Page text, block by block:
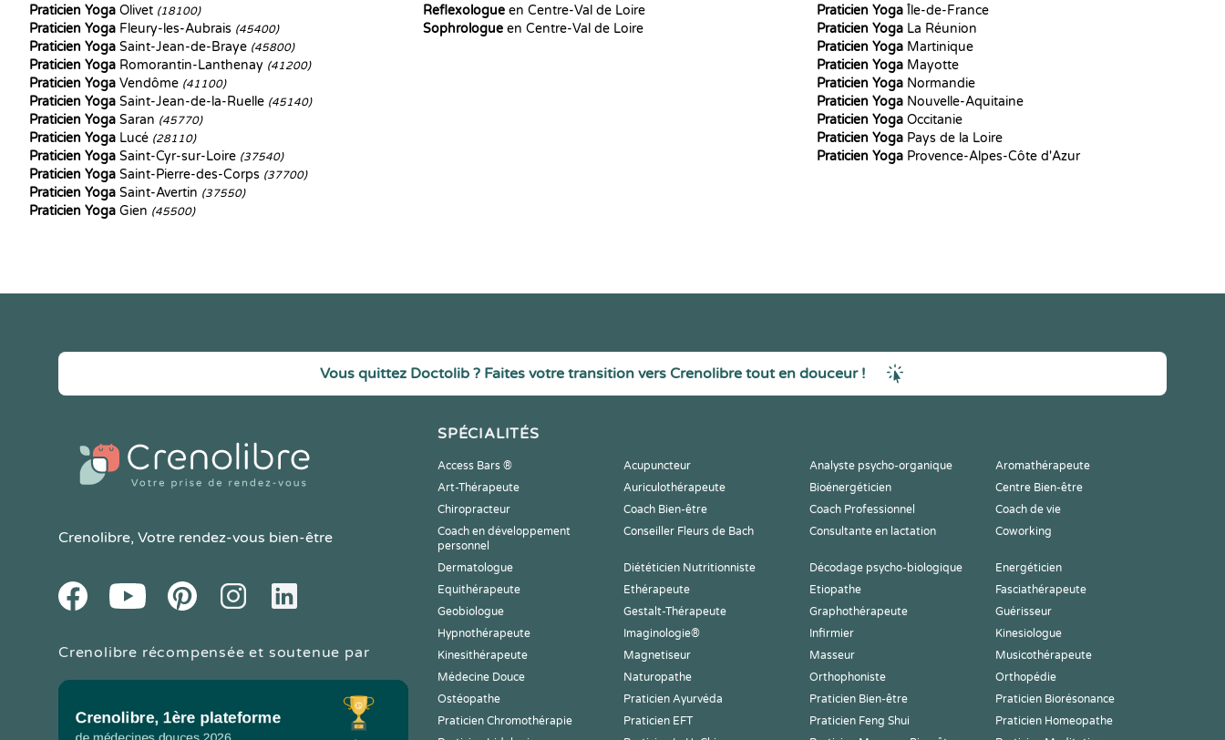
Praticien Yoga Olivet (18100)
Praticien Yoga Fleury-les-Aubrais (45400)
Praticien Yoga Saint-Jean-de-Braye (45800)
Praticien Yoga Romorantin-Lanthenay (41200)
Praticien Yoga Vendôme (41100)
Praticien Yoga Saint-Jean-de-la-Ruelle (45140)
Praticien Yoga Saran (45770)
Praticien Yoga Lucé (28110)
Praticien Yoga Saint-Cyr-sur-Loire (37540)
Praticien Yoga Saint-Pierre-des-Corps (37700)
Praticien Yoga Saint-Avertin (37550)
Praticien Yoga Gien (45500)
Reflexologue en Centre-Val de Loire
Sophrologue en Centre-Val de Loire
Praticien Yoga Île-de-France
Praticien Yoga La Réunion
Praticien Yoga Martinique
Praticien Yoga Mayotte
Praticien Yoga Normandie
Praticien Yoga Nouvelle-Aquitaine
Praticien Yoga Occitanie
Praticien Yoga Pays de la Loire
Praticien Yoga Provence-Alpes-Côte d'Azur
Vous quittez Doctolib ? Faites votre transition vers Crenolibre tout en douceur !
Crenolibre, Votre rendez-vous bien-être
FacebookYoutube PinteresetInstagramLinkedIn
Crenolibre récompensée et soutenue par
SPÉCIALITÉS
Access Bars ® Acupuncteur Analyste psycho-organique
Aromathérapeute
Art-Thérapeute
Auriculothérapeute Bioénergéticien
Centre Bien-être
Chiropracteur
Coach Bien-être Coach Professionnel
Coach de vie
Coach en développement
personnel
Conseiller Fleurs de Bach Consultante en lactation Coworking
Dermatologue Diététicien Nutritionniste Décodage psycho-biologique
Energéticien
Equithérapeute
Ethérapeute Etiopathe
Fasciathérapeute
Geobiologue
Gestalt-Thérapeute Graphothérapeute
Guérisseur
Hypnothérapeute
Imaginologie® Infirmier
Kinesiologue
Kinesithérapeute
Magnetiseur Masseur
Musicothérapeute
Médecine Douce
Naturopathe Orthophoniste
Orthopédie
Ostéopathe
Praticien Ayurvéda Praticien Bien-être
Praticien Biorésonance
Praticien Chromothérapie
Praticien EFT Praticien Feng Shui
Praticien Homeopathe